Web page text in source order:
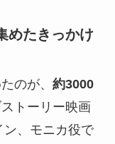
めたきっかけ
のが、 約3000
トーリー映画
ン、モニカ役で